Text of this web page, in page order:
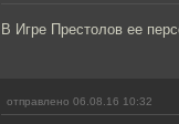
В Игре Престолов ее
отправлено 06.08.16 10:32